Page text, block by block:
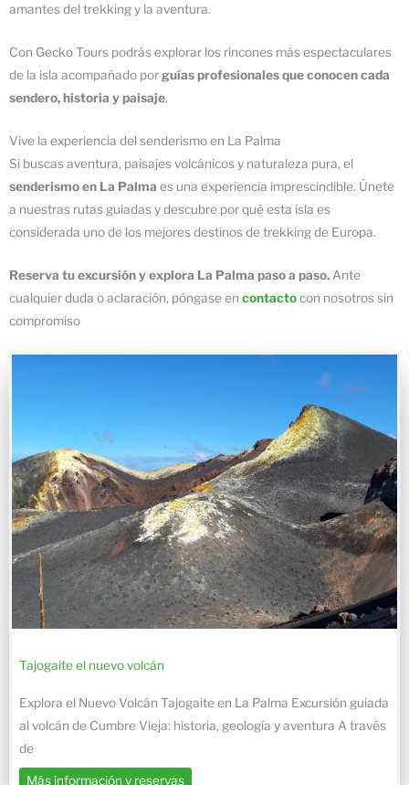
amantes del trekking y la aventura.
Con Gecko Tours podrás explorar los rincones más espectaculares
de la isla acompañado porguías profesionales que conocen cada
sendero, historia y paisaje.
Vive la experiencia del senderismo en La Palma
Si buscas aventura, paisajes volcánicos y naturaleza pura, el
senderismo en La Palma es una experiencia imprescindible. Únete
a nuestras rutas guiadas y descubre por qué esta isla es
considerada uno de los mejores destinos de trekking de Europa.
Reserva tu excursión y explora La Palma paso a paso. Ante
cualquier duda o aclaración, póngase en contactocon nosotros sin
compromiso
Tajogaite el nuevo volcán
Explora el Nuevo Volcán Tajogaite en La Palma Excursión guiada
al volcán de Cumbre Vieja: historia, geología y aventura A través
de
Más información y reservas